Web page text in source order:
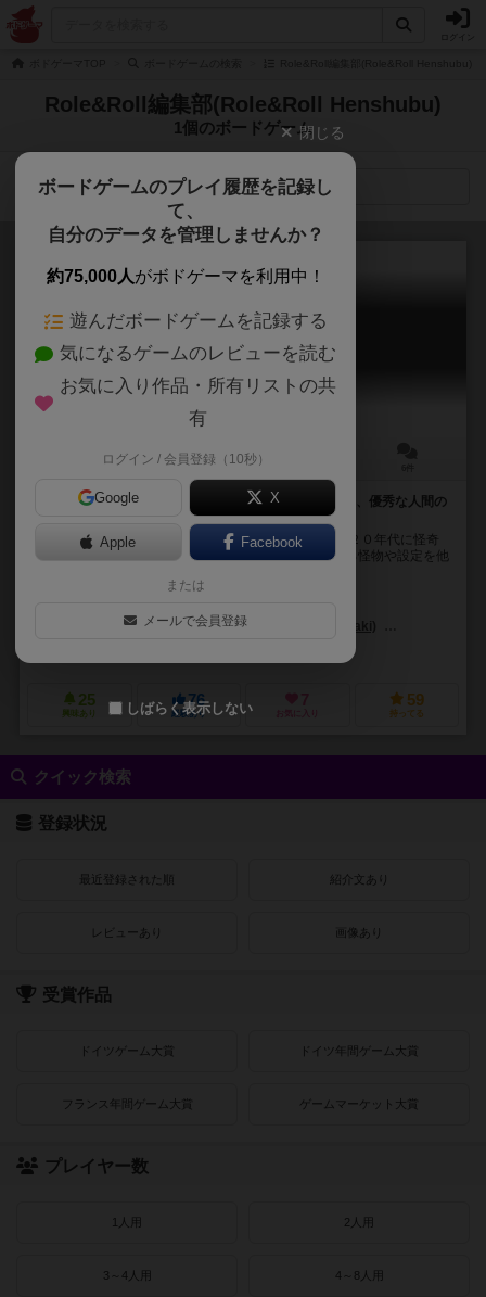
Role&Roll編集部(Role&Roll Henshubu)
1個のボードゲーム
検索メニュー
ミ＝ゴの脳みそハント！
MI-GO's BRAIN HUNT!
10～20分
クトゥルフ神話の有名クリーチャー「ミ=ゴ」になって、優秀な人間の
脳のサンプルを銀色の円筒形の筒に集めるのだ！
クトゥルフ神話というものをご存じでしょうか？１９２０年代に怪奇
小説家のH.P.ラヴクラフトが書いた小説の中に出てくる怪物や設定を他
吉井徹(Touru Yoshii)
佐々木 晋也(Shinya Sasaki)
25
興味あり
76
経験あり
7
お気に入り
59
持ってる
クイック検索
登録状況
最近登録された順 紹介文あり
レビューあり 画像あり
受賞作品
ドイツゲーム大賞 ドイツ年間ゲーム大賞
フランス年間ゲーム大賞 ゲームマーケット大賞
プレイヤー数
1人用 2人用
3～4人用 4～8人用
閉じる
ボードゲームのプレイ履歴を記録し
て、
自分のデータを管理しませんか？
約75,000人がボドゲーマを利用中！
遊んだボードゲームを記録する
気になるゲームのレビューを読む
お気に入り作品・所有リストの共
有
ログイン / 会員登録（10秒）
Google X
Apple Facebook
または
メールで会員登録
しばらく表示しない